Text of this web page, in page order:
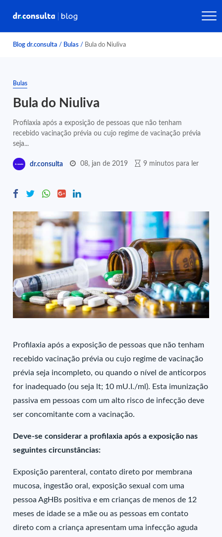
Blog dr.consulta / Bulas / Bula do Niuliva
Bulas
Bula do Niuliva
Profilaxia após a exposição de pessoas que não tenham
recebido vacinação prévia ou cujo regime de vacinação prévia
seja...
dr.consulta 08, jan de 2019 9 minutos para ler
Profilaxia após a exposição de pessoas que não tenham
recebido vacinação prévia ou cujo regime de vacinação
prévia seja incompleto, ou quando o nível de anticorpos
for inadequado (ou seja lt; 10 mU.I./ml). Esta imunização
passiva em pessoas com um alto risco de infecção deve
ser concomitante com a vacinação.
Deve-se considerar a profilaxia após a exposição nas
seguintes circunstâncias:
Exposição parenteral, contato direto por membrana
mucosa, ingestão oral, exposição sexual com uma
pessoa AgHBs positiva e em crianças de menos de 12
meses de idade se a mãe ou as pessoas em contato
direto com a criança apresentam uma infecção aguda